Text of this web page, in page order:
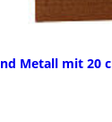
Metall mit 20